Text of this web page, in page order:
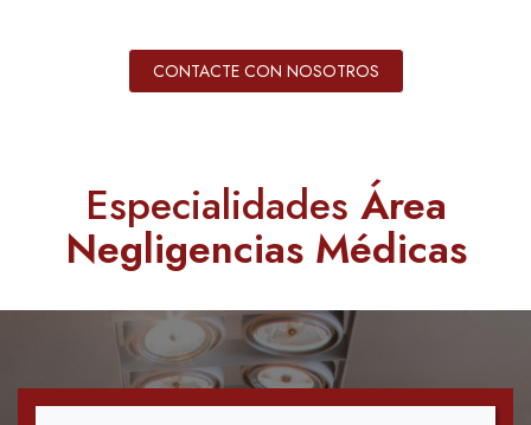
CONTACTE CON NOSOTROS
Especialidades Área
Negligencias Médicas